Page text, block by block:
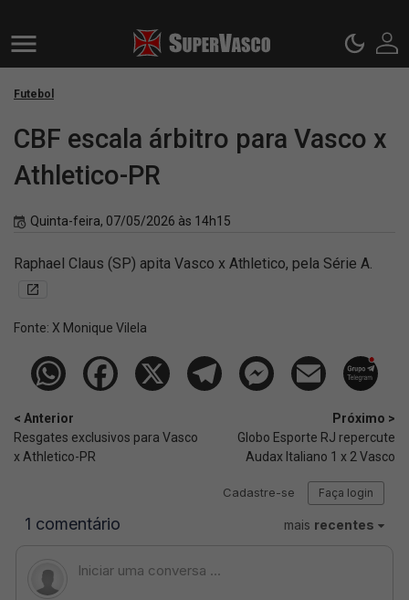
Futebol
CBF escala árbitro para Vasco x
Athletico-PR
Quinta-feira, 07/05/2026 às 14h15
Raphael Claus (SP) apita Vasco x Athletico, pela Série A.
Fonte: X Monique Vilela
< Anterior
Resgates exclusivos para Vasco
x Athletico-PR
Próximo >
Globo Esporte RJ repercute
Audax Italiano 1 x 2 Vasco